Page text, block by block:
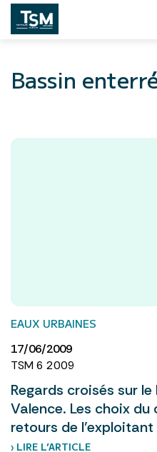
Bassin
EAUX URBAINES
17/06/2009
TSM 6 2009
Regards croisés sur
Valence. Les choix
retours de l’exploitant
› LIRE L’ARTICLE